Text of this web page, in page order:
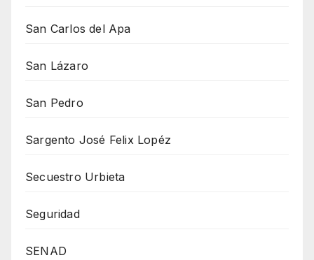
San Carlos del Apa
San Lázaro
San Pedro
Sargento José Felix Lopéz
Secuestro Urbieta
Seguridad
SENAD